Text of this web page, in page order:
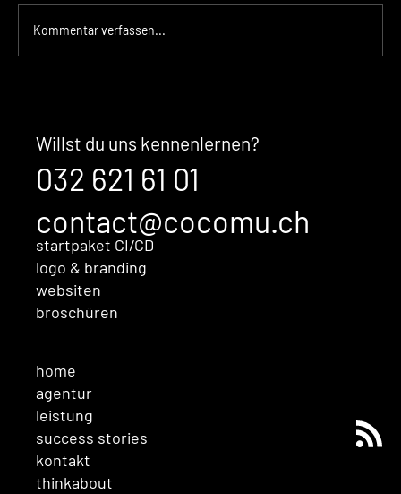
bevor Sales überhaupt im
Gespräch ist
Kommentar verfassen...
home
agentur
leistung
success stories
kontakt
thinkabout
Willst du uns kennenlernen?
032 621 61 01
contact@cocomu.ch
startpaket CI/CD
logo & branding
websiten
broschüren